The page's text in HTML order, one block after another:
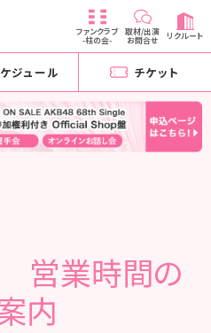
ファンクラブ
-柱の会-
取材/出演
お問合せ リクルート
ジュール チケット
営業時間の
内